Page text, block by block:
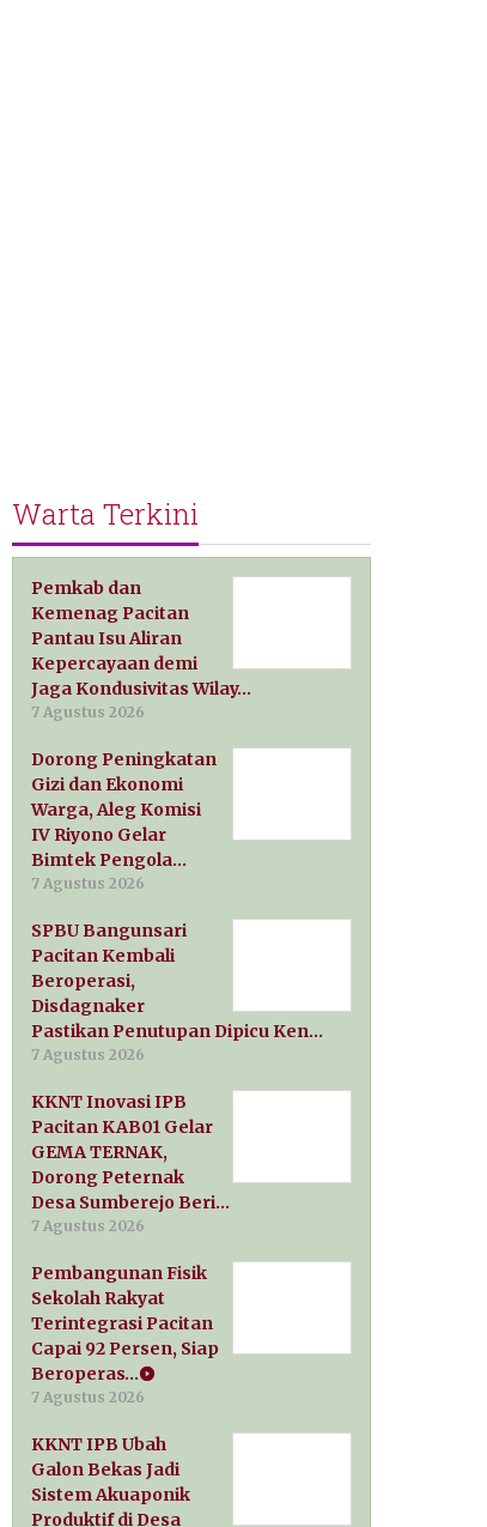
Warta Terkini
Pemkab dan
Kemenag Pacitan
Pantau Isu Aliran
Kepercayaan demi
Jaga Kondusivitas Wilay…
7 Agustus 2026
Dorong Peningkatan
Gizi dan Ekonomi
Warga, Aleg Komisi
IV Riyono Gelar
Bimtek Pengola…
7 Agustus 2026
SPBU Bangunsari
Pacitan Kembali
Beroperasi,
Disdagnaker
Pastikan Penutupan Dipicu Ken…
7 Agustus 2026
KKNT Inovasi IPB
Pacitan KAB01 Gelar
GEMA TERNAK,
Dorong Peternak
Desa Sumberejo Beri…
7 Agustus 2026
Pembangunan Fisik
Sekolah Rakyat
Terintegrasi Pacitan
Capai 92 Persen, Siap
Beroperas…
7 Agustus 2026
KKNT IPB Ubah
Galon Bekas Jadi
Sistem Akuaponik
Produktif di Desa